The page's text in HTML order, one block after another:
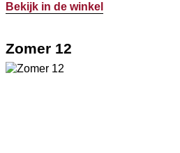
Bekijk in de winkel
Zomer 12